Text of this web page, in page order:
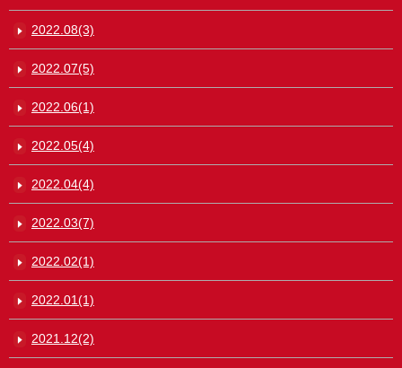
2022.08(3)
2022.07(5)
2022.06(1)
2022.05(4)
2022.04(4)
2022.03(7)
2022.02(1)
2022.01(1)
2021.12(2)